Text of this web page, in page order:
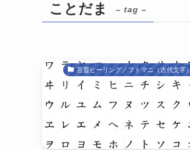
ことだま – tag –
言靈ヒーリング／フトマニ（古代文字）